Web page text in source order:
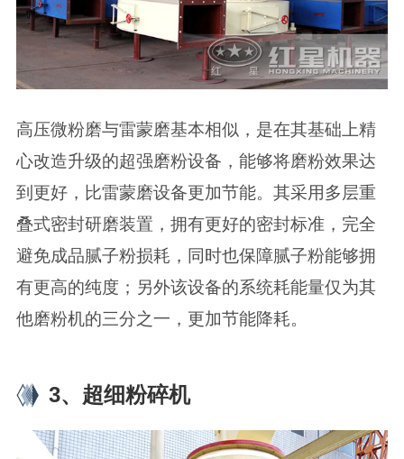
高压微粉磨与雷蒙磨基本相似，是在其基础上精
心改造升级的超强磨粉设备，能够将磨粉效果达
到更好，比雷蒙磨设备更加节能。其采用多层重
叠式密封研磨装置，拥有更好的密封标准，完全
避免成品腻子粉损耗，同时也保障腻子粉能够拥
有更高的纯度；另外该设备的系统耗能量仅为其
他磨粉机的三分之一，更加节能降耗。
3、超细粉碎机